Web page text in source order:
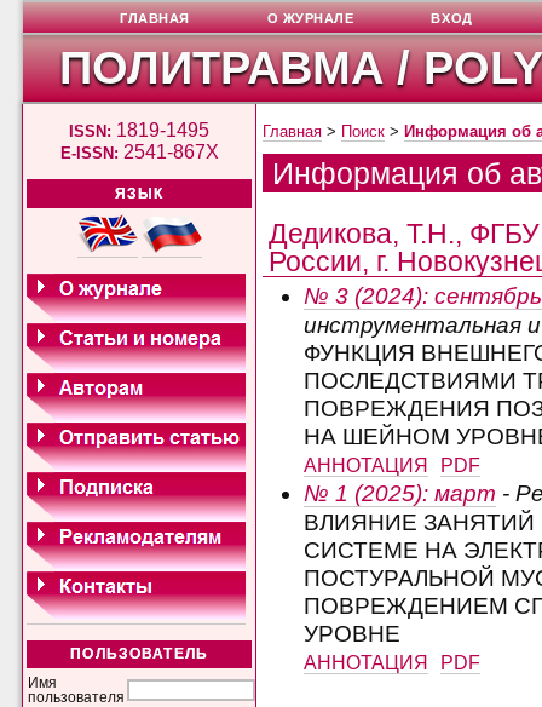
ПОЛИТРАВМА /
ISSN: 1819-1495
E-ISSN: 2541-867X
ЯЗЫК
ПОЛЬЗОВАТЕЛЬ
Имя
пользователя
ГЛАВНАЯ О ЖУРНАЛЕ ВХОД
Главная > Поиск > Информация об
Информация об
Дедикова, Т.Н.,
России, г.
№ 3 (2024): сентябрь
инструментальная
ФУНКЦИЯ
ПОСЛЕДСТВИЯМИ
ПОВРЕЖДЕНИЯ
НА ШЕЙНОМ
АННОТАЦИЯ PDF
№ 1 (2025): март -
ВЛИЯНИЕ
СИСТЕМЕ НА
ПОСТУРАЛЬНОЙ
ПОВРЕЖДЕНИЕМ
УРОВНЕ
АННОТАЦИЯ PDF